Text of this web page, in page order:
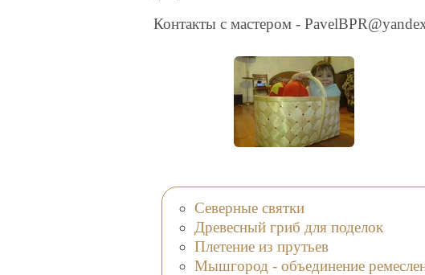
Контакты с мастером -
Северные святки
Древесный гриб для поделок
Плетение из прутьев
Мышгород - объединение